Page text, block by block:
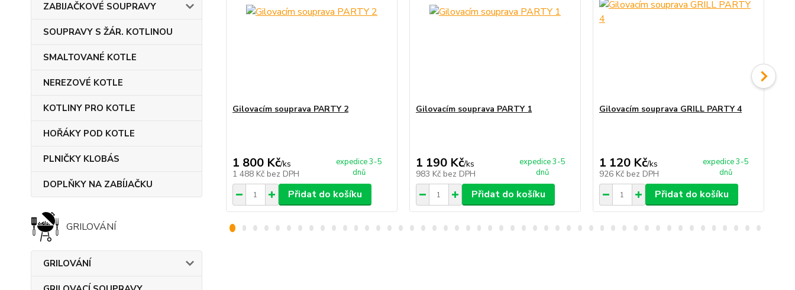
ZABIJAČKOVÉ SOUPRAVY
SOUPRAVY S ŽÁR. KOTLINOU
SMALTOVANÉ KOTLE
NEREZOVÉ KOTLE
KOTLINY PRO KOTLE
HOŘÁKY POD KOTLE
PLNIČKY KLOBÁS
DOPLŇKY NA ZABÍJAČKU
GRILOVÁNÍ
GRILOVÁNÍ
Gilovacím souprava PARTY 2
1 800 Kč/ks
1 488 Kč bez DPH
expedice 3-5
dnů
Přidat do košíku
Gilovacím souprava PARTY 1
1 190 Kč/ks
983 Kč bez DPH
expedice 3-5
dnů
Přidat do košíku
Gilovacím souprava GRILL PARTY 4
1 120 Kč/ks
926 Kč bez DPH
expedice 3-5
dnů
Přidat do košíku